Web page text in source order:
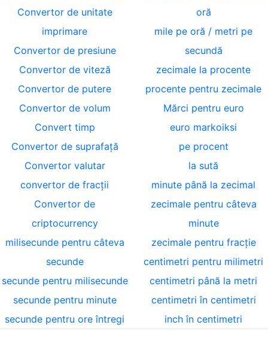
Convertor de unitate
imprimare
Convertor de presiune
Convertor de viteză
Convertor de putere
Convertor de volum
Convert timp
Convertor de suprafață
Convertor valutar
convertor de fracții
Convertor de
criptocurrency
milisecunde pentru câteva
secunde
secunde pentru milisecunde
secunde pentru minute
secunde pentru ore întregi
oră
mile pe oră / metri pe
secundă
zecimale la procente
procente pentru zecimale
Mărci pentru euro
euro markoiksi
pe procent
la sută
minute până la zecimal
zecimale pentru câteva
minute
zecimale pentru fracție
centimetri pentru milimetri
centimetri până la metri
centimetri în centimetri
inch în centimetri